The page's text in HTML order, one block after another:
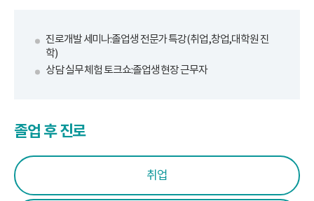
진로개발 세미나:졸업생 전문가 특강(취업,창업,대학원 진
학)
상담 실무 체험 토크쇼:졸업생 현장 근무자
졸업 후 진로
취업